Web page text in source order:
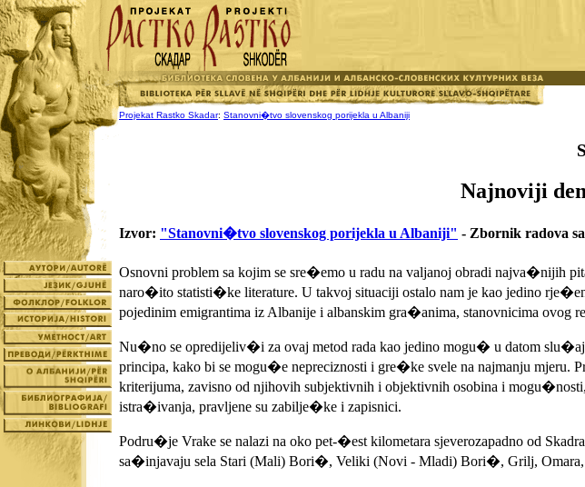
Projekat Rastko Skadar: Stanovni�tvo slovenskog porijekla u Albaniji
Najnoviji
Izvor: "Stanovni�tvo slovenskog porijekla u Albaniji" - Zbornik radova
Osnovni problem sa kojim se sre�emo u radu na valjanoj obradi najva�nijih
naro�ito statisti�ke literature. U takvoj situaciji ostalo nam je kao jedino
pojedinim emigrantima iz Albanije i albanskim gra�anima, stanovnicima ovog
Nu�no se opredijeliv�i za ovaj metod rada kao jedino mogu� u datom
principa, kako bi se mogu�e nepreciznosti i gre�ke svele na najmanju mjeru.
kriterijuma, zavisno od njihovih subjektivnih i objektivnih osobina i
istra�ivanja, pravljene su zabilje�ke i zapisnici.
Podru�je Vrake se nalazi na oko pet-�est kilometara sjeverozapadno od
sa�injavaju sela Stari (Mali) Bori�, Veliki (Novi - Mladi) Bori�, Grilj, Omara,